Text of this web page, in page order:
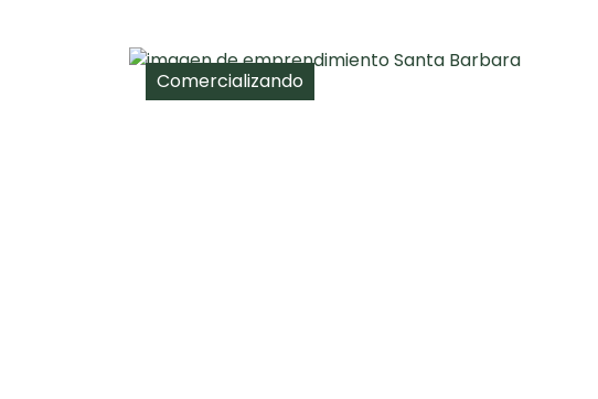
Comercializando